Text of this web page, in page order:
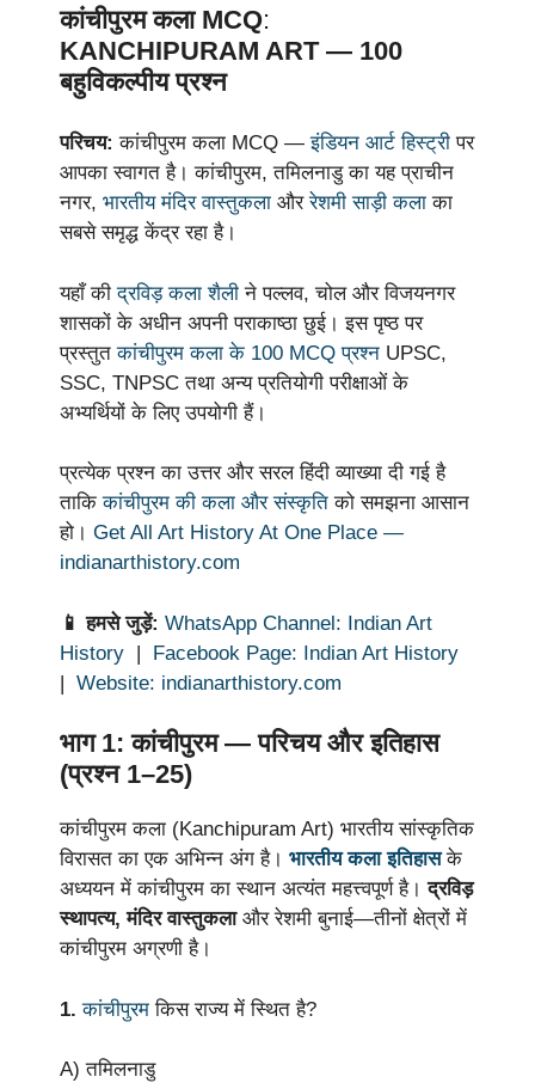
कांचीपुरम कला MCQ:
KANCHIPURAM ART — 100
बहुविकल्पीय प्रश्न
परिचय:कांचीपुरम कला MCQ —इंडियन आर्ट हिस्ट्री पर
आपका स्वागत है। कांचीपुरम, तमिलनाडु का यह प्राचीन
नगर, भारतीय मंदिर वास्तुकला औररेशमी साड़ी कला का
सबसे समृद्ध केंद्र रहा है।
यहाँ कीद्रविड़ कला शैली ने पल्लव, चोल और विजयनगर
शासकों के अधीन अपनी पराकाष्ठा छुई। इस पृष्ठ पर
प्रस्तुतकांचीपुरम कला के 100 MCQ प्रश्न UPSC,
SSC, TNPSC तथा अन्य प्रतियोगी परीक्षाओं के
अभ्यर्थियों के लिए उपयोगी हैं।
प्रत्येक प्रश्न का उत्तर और सरल हिंदी व्याख्या दी गई है
ताकिकांचीपुरम की कला और संस्कृति को समझना आसान
हो। Get All Art History At One Place —
indianarthistory.com
📱 हमसे जुड़ें: WhatsApp Channel: Indian Art
History | Facebook Page: Indian Art History
| Website: indianarthistory.com
भाग 1: कांचीपुरम — परिचय और इतिहास
(प्रश्न 1–25)
कांचीपुरम कला (Kanchipuram Art) भारतीय सांस्कृतिक
विरासत का एक अभिन्न अंग है। भारतीय कला इतिहासके
अध्ययन में कांचीपुरम का स्थान अत्यंत महत्त्वपूर्ण है।द्रविड़
स्थापत्य, मंदिर वास्तुकलाऔर रेशमी बुनाई—तीनों क्षेत्रों में
कांचीपुरम अग्रणी है।
1.कांचीपुरम किस राज्य में स्थित है?
A) तमिलनाडु